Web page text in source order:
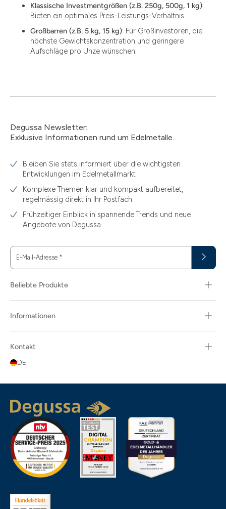
Klassische Investmentgrößen (z.B. 250g, 500g, 1 kg):
Bieten ein optimales Preis-Leistungs-Verhältnis.
Großbarren (z.B. 5 kg, 15 kg): Für Großinvestoren, die
höchste Gewichtskonzentration und geringere
Aufschläge pro Unze wünschen.
Degussa Newsletter:
Exklusive Informationen rund um Edelmetalle.
Bleiben Sie stets informiert über die wichtigsten
Entwicklungen im Edelmetallmarkt
Komplexe Themen klar und kompakt aufbereitet,
regelmässig direkt in Ihr Postfach
Frühzeitiger Einblick in spannende Trends und neue
Angebote von Degussa
E-Mail-Adresse *
Beliebte Produkte
Informationen
Kontakt
DE